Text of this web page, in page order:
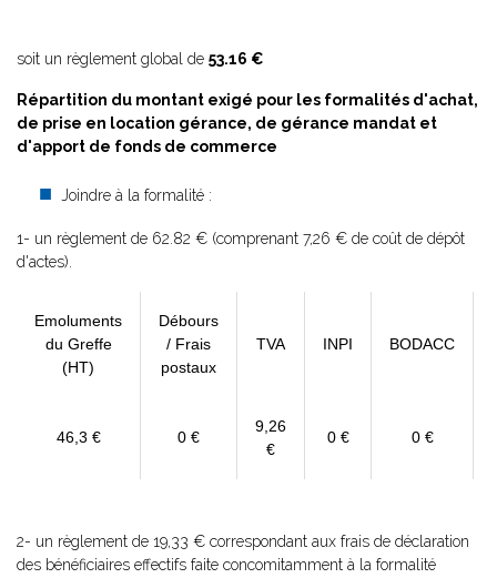
soit un règlement global de 53.16 €
Répartition du montant exigé pour les formalités d'achat,
de prise en location gérance, de gérance mandat et
d'apport de fonds de commerce
Joindre à la formalité :
1- un règlement de 62.82 € (comprenant 7,26 € de coût de dépôt
d'actes).
Emoluments
du Greffe
(HT)
Débours
/ Frais
postaux
TVA INPI BODACC
46,3 € 0 €
9,26
€
0 € 0 €
2- un règlement de 19,33 € correspondant aux frais de déclaration
des bénéficiaires effectifs faite concomitamment à la formalité